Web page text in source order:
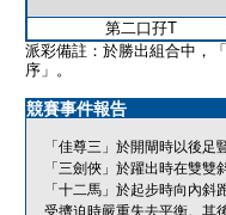
第二口孖T
派彩備註：於勝出組合中，
序」。
競賽事件報告
「佳尊三」於開閘時以後足
「三劍俠」於躍出時在雙雙
「十二馬」於起步時向內
受擠迫時嚴重失去平衡。其